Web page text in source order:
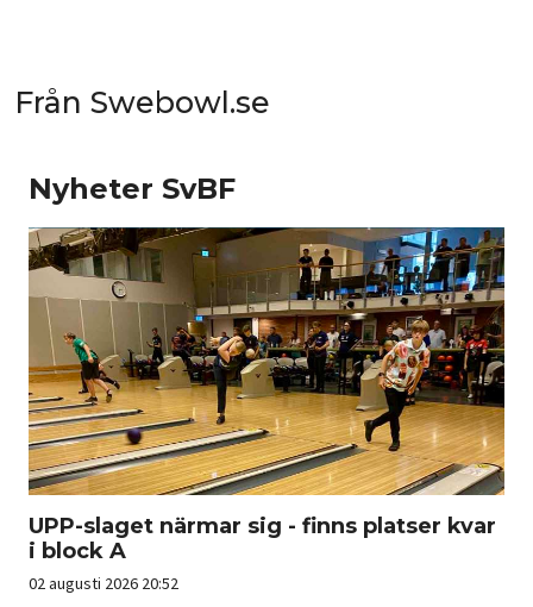
Från Swebowl.se
Nyheter SvBF
UPP-slaget närmar sig - finns platser kvar
i block A
02 augusti 2026 20:52